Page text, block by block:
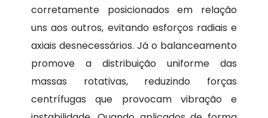
corretamente posicionados em relação
uns aos outros, evitando esforços radiais e
axiais desnecessários. Já o balanceamento
promove a distribuição uniforme das
massas rotativas, reduzindo forças
centrífugas que provocam vibração e